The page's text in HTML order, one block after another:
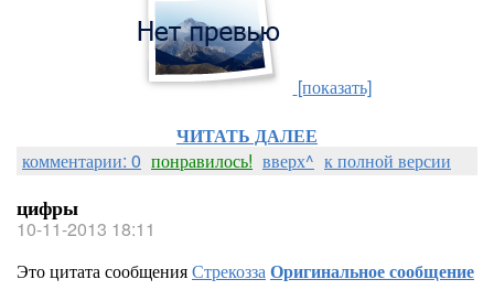
[показать]
ЧИТАТЬ ДАЛЕЕ
комментарии: 0 понравилось! вверх^ к полной версии
цифры
10-11-2013 18:11
Это цитата сообщенияСтрекоззаОригинальное сообщение